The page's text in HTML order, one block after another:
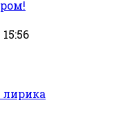
лирика